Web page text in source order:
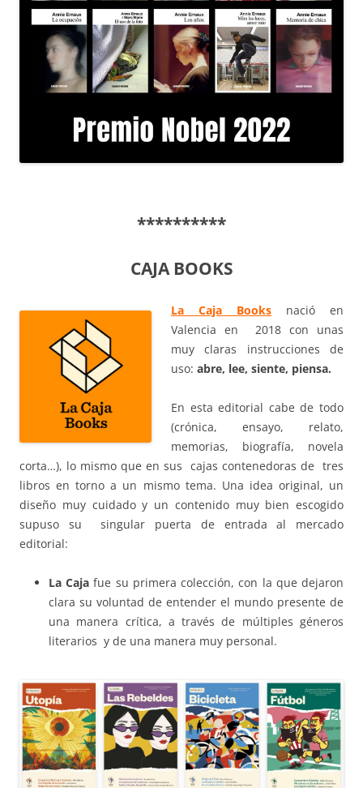
**********
CAJA BOOKS
La Caja Books nació en
Valencia en 2018 con unas
muy claras instrucciones de
uso: abre, lee, siente, piensa.
En esta editorial cabe de todo
(crónica, ensayo, relato,
memorias, biografía, novela
corta…), lo mismo que en sus cajas contenedoras de tres
libros en torno a un mismo tema. Una idea original, un
diseño muy cuidado y un contenido muy bien escogido
supuso su singular puerta de entrada al mercado
editorial:
La Caja fue su primera colección, con la que dejaron
clara su voluntad de entender el mundo presente de
una manera crítica, a través de múltiples géneros
literarios y de una manera muy personal.